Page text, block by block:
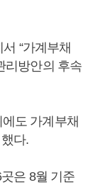
“가계부채
리방안의 후속
도 가계부채
다.
은 8월 기준